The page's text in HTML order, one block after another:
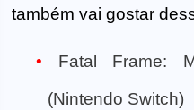
também vai gostar
Fatal Frame:
(Nintendo Switch)